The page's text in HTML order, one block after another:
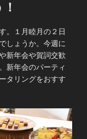
。１月睦月の２日
しょうか。今週に
新年会や賀詞交歓
新年会のパーティ
タリングをおすす